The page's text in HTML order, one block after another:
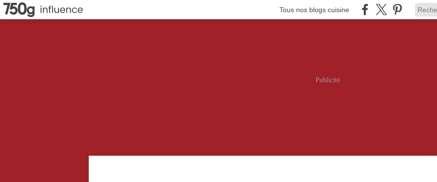
Tous nos blogs cuisine
Publicité